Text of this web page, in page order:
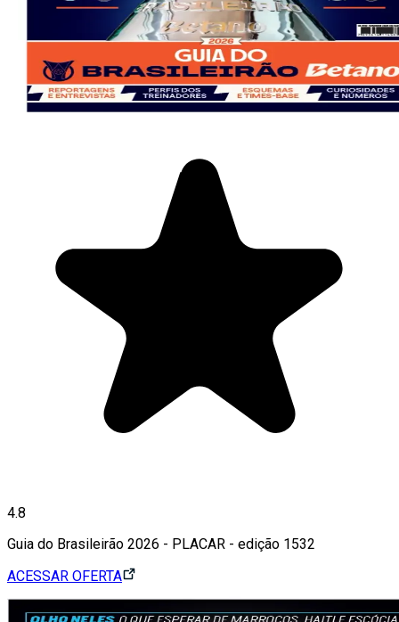
4.8
Guia do Brasileirão 2026 - PLACAR - edição 1532
ACESSAR OFERTA